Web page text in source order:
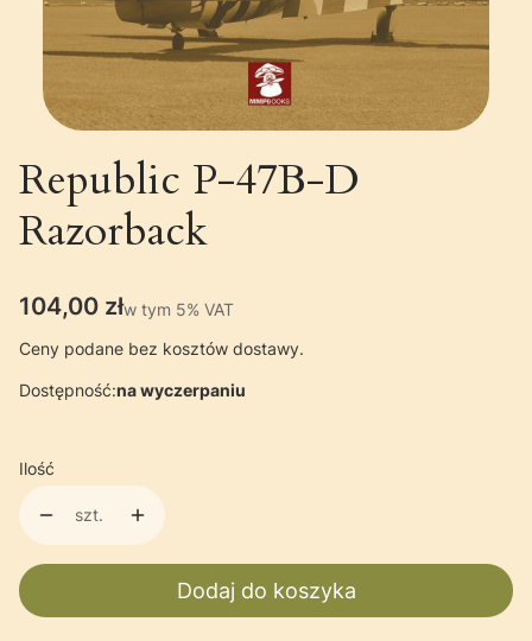
Republic P-47B-D
Razorback
Cena
104,00 złw tym 5% VAT
w tym 5% VAT
Ceny podane bez kosztów dostawy.
Dostępność:na wyczerpaniu
Ilość
szt.
Dodaj do koszyka